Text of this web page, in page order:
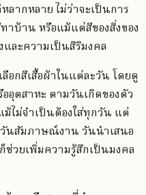
ลากหลาย ไม่ว่าจะเป็นการ
าบ้าน หรือแม้แต่สีของสิ่งของ
และความเป็นสิริมงคล
อกสีเสื้อผ้าในแต่ละวัน โดยดู
อุตสาหะ ตามวันเกิดของตัว
ไม่จำเป็นต้องใส่ทุกวัน แต่
วันสัมภาษณ์งาน วันนำเสนอ
วยเพิ่มความรู้สึกเป็นมงคล